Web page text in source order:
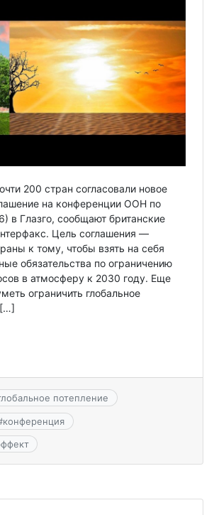
200 стран согласовали новое
на конференции ООН по
в Глазго, сообщают британские
Цель соглашения —
к тому, чтобы взять на себя
обязательства по ограничению
в атмосферу к 2030 году. Еще
ограничить глобальное
[…]
потепление
конференция